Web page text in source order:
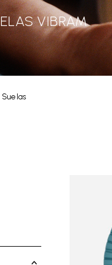
Suelas
VIBRAM
y
Refined by